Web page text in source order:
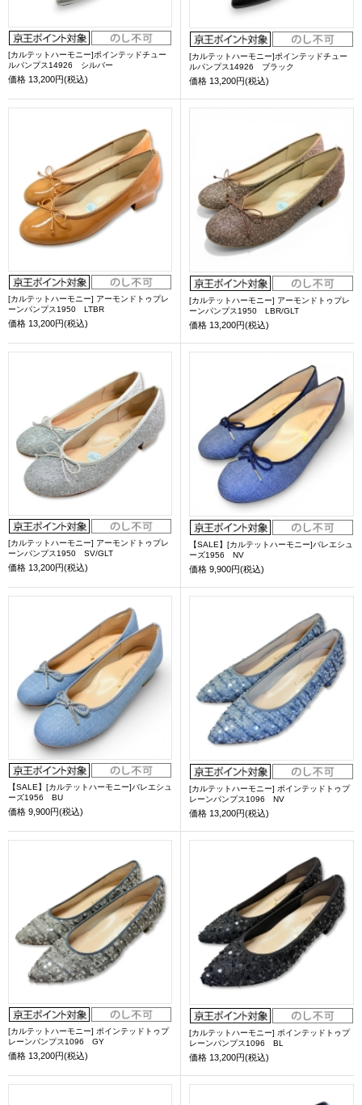
[カルテットハーモニー]ポインテッドチュー
ルパンプス14926 シルバー
価格 13,200円(税込)
[カルテットハーモニー]ポインテッドチュー
ルパンプス14926 ブラック
価格 13,200円(税込)
[カルテットハーモニー] アーモンドトゥプレ
ーンパンプス1950 LTBR
価格 13,200円(税込)
[カルテットハーモニー] アーモンドトゥプレ
ーンパンプス1950 LBR/GLT
価格 13,200円(税込)
[カルテットハーモニー] アーモンドトゥプレ
ーンパンプス1950 SV/GLT
価格 13,200円(税込)
【SALE】[カルテットハーモニー]バレエシュ
ーズ1956 NV
価格 9,900円(税込)
【SALE】[カルテットハーモニー]バレエシュ
ーズ1956 BU
価格 9,900円(税込)
[カルテットハーモニー] ポインテッドトゥプ
レーンパンプス1096 NV
価格 13,200円(税込)
[カルテットハーモニー] ポインテッドトゥプ
レーンパンプス1096 GY
価格 13,200円(税込)
[カルテットハーモニー] ポインテッドトゥプ
レーンパンプス1096 BL
価格 13,200円(税込)